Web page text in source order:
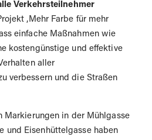
Verkehrsteilnehmer
‚Mehr Farbe für mehr
einfache Maßnahmen wie
kostengünstige und effektive
aller
verbessern und die Straßen
Markierungen in der Mühlgasse
und Eisenhüttelgasse haben